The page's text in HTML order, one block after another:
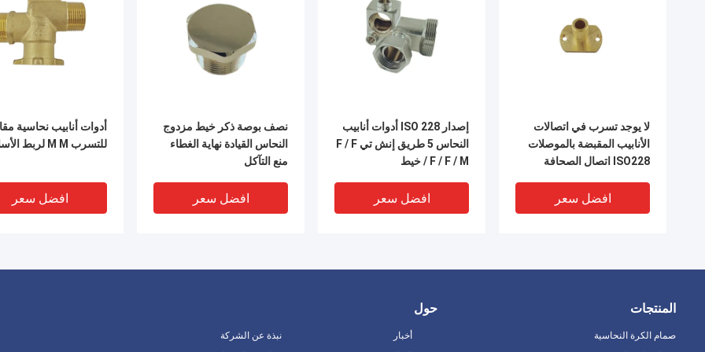
أدوات أنابيب نحاسية
للتسرب M M لربط الأسلاك
افضل سعر
نصف بوصة ذكر خيط مزدوج
النحاس القيادة نهاية الغطاء
منع التآكل
افضل سعر
إصدار ISO 228 أدوات أنابيب
النحاس 5 طريق إنش تي F / F
/ F / F / M خيط
افضل سعر
لا يوجد تسرب في اتصالات
الأنابيب المقبضة بالموصلات
ISO228 اتصال الصحافة
افضل سعر
حول
نبذة عن الشركة
أخبار
المنتجات
صمام الكرة النحاسية